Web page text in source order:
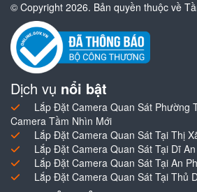
© Copyright 2026. Bản quyền thuộc về
Dịch vụ nổi bật
Lắp Đặt Camera Quan Sát Phường
Camera Tầm Nhìn Mới
Lắp Đặt Camera Quan Sát Tại Thị
Lắp Đặt Camera Quan Sát Tại Dĩ
Lắp Đặt Camera Quan Sát Tại An
Lắp Đặt Camera Quan Sát Tại Thủ